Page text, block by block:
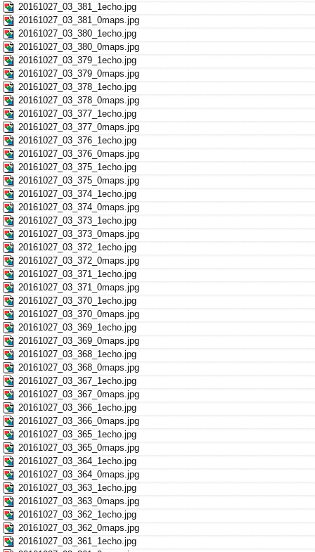
20161027_03_381_1echo.jpg
20161027_03_381_0maps.jpg
20161027_03_380_1echo.jpg
20161027_03_380_0maps.jpg
20161027_03_379_1echo.jpg
20161027_03_379_0maps.jpg
20161027_03_378_1echo.jpg
20161027_03_378_0maps.jpg
20161027_03_377_1echo.jpg
20161027_03_377_0maps.jpg
20161027_03_376_1echo.jpg
20161027_03_376_0maps.jpg
20161027_03_375_1echo.jpg
20161027_03_375_0maps.jpg
20161027_03_374_1echo.jpg
20161027_03_374_0maps.jpg
20161027_03_373_1echo.jpg
20161027_03_373_0maps.jpg
20161027_03_372_1echo.jpg
20161027_03_372_0maps.jpg
20161027_03_371_1echo.jpg
20161027_03_371_0maps.jpg
20161027_03_370_1echo.jpg
20161027_03_370_0maps.jpg
20161027_03_369_1echo.jpg
20161027_03_369_0maps.jpg
20161027_03_368_1echo.jpg
20161027_03_368_0maps.jpg
20161027_03_367_1echo.jpg
20161027_03_367_0maps.jpg
20161027_03_366_1echo.jpg
20161027_03_366_0maps.jpg
20161027_03_365_1echo.jpg
20161027_03_365_0maps.jpg
20161027_03_364_1echo.jpg
20161027_03_364_0maps.jpg
20161027_03_363_1echo.jpg
20161027_03_363_0maps.jpg
20161027_03_362_1echo.jpg
20161027_03_362_0maps.jpg
20161027_03_361_1echo.jpg